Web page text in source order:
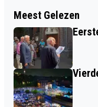
WAAR HEB
DE BESTE
Meest Gelezen